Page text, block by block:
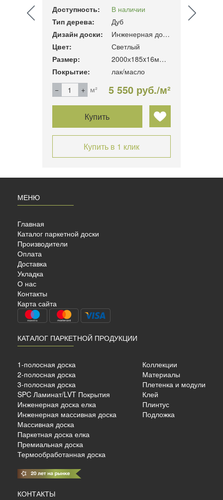
Доступность:
В наличии
Тип дерева:
Дуб
Дизайн доски:
Инженерная доска
Цвет:
Светлый
Размер:
2000х185x16мм без фанеры
Покрытие:
лак/масло
м²
5 550 руб./м²
Купить
Купить в 1 клик
Инженерная доска
м²
МЕНЮ
Главная
Каталог паркетной доски
Производители
Оплата
Доставка
Укладка
О нас
Контакты
Карта сайта
КАТАЛОГ ПАРКЕТНОЙ ПРОДУКЦИИ
1-полосная доска
2-полосная доска
3-полосная доска
SPC Ламинат/LVT Покрытия
Инженерная доска елка
Инженерная массивная доска
Массивная доска
Паркетная доска елка
Премиальная доска
Термообработанная доска
Коллекции
Материалы
Плетенка и модули
Клей
Плинтус
Подложка
КОНТАКТЫ